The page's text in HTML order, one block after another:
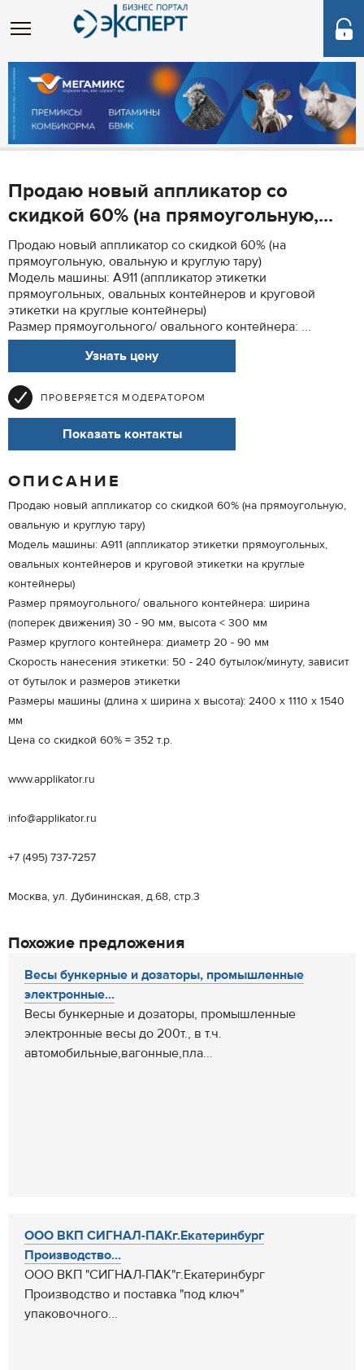
Продаю новый аппликатор со
скидкой 60% (на прямоугольную,...
Продаю новый аппликатор со скидкой 60% (на
прямоугольную, овальную и круглую тару)
Модель машины: A911 (аппликатор этикетки
прямоугольных, овальных контейнеров и круговой
этикетки на круглые контейнеры)
Размер прямоугольного/ овального контейнера: ...
Узнать цену
ПРОВЕРЯЕТСЯ МОДЕРАТОРОМ
Показать контакты
ОПИСАНИЕ
Продаю новый аппликатор со скидкой 60% (на прямоугольную,
овальную и круглую тару)
Модель машины: A911 (аппликатор этикетки прямоугольных,
овальных контейнеров и круговой этикетки на круглые
контейнеры)
Размер прямоугольного/ овального контейнера: ширина
(поперек движения) 30 - 90 мм, высота < 300 мм
Размер круглого контейнера: диаметр 20 - 90 мм
Скорость нанесения этикетки: 50 - 240 бутылок/минуту, зависит
от бутылок и размеров этикетки
Размеры машины (длина х ширина х высота): 2400 х 1110 х 1540
мм
Цена со скидкой 60% = 352 т.р.
www.applikator.ru
info@applikator.ru
+7 (495) 737-7257
Москва, ул. Дубининская, д.68, стр.3
Похожие предложения
Весы бункерные и дозаторы, промышленные
электронные...
Весы бункерные и дозаторы, промышленные
электронные весы до 200т., в т.ч.
автомобильные,вагонные,пла...
ООО ВКП СИГНАЛ-ПАКг.Екатеринбург
Производство...
ООО ВКП "СИГНАЛ-ПАК"г.Екатеринбург
Производство и поставка "под ключ"
упаковочного...